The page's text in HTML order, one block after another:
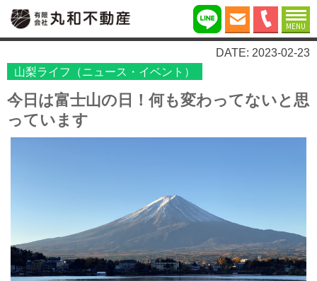
MENU
DATE: 2023-02-23
山梨ライフ（ニュース・イベント）
今日は富士山の日！何も変わってないと思
っています